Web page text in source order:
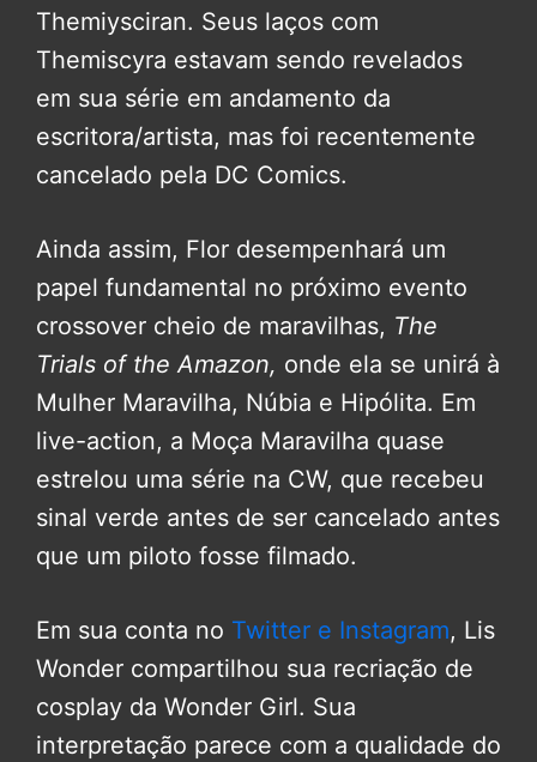
Themiysciran. Seus laços com
Themiscyra estavam sendo revelados
em sua série em andamento da
escritora/artista, mas foi recentemente
cancelado pela DC Comics.
Ainda assim, Flor desempenhará um
papel fundamental no próximo evento
crossover cheio de maravilhas, The
Trials of the Amazon, onde ela se unirá à
Mulher Maravilha, Núbia e Hipólita. Em
live-action, a Moça Maravilha quase
estrelou uma série na CW, que recebeu
sinal verde antes de ser cancelado antes
que um piloto fosse filmado.
Em sua conta no Twitter e Instagram, Lis
Wonder compartilhou sua recriação de
cosplay da Wonder Girl. Sua
interpretação parece com a qualidade do